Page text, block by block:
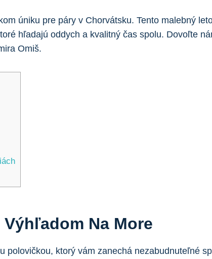
úniku pre⁣ páry⁢ v Chorvátsku. Tento malebný‌
hľadajú oddych a kvalitný čas spolu. Dovoľte
Omiš.
Výhľadom Na More
polovičkou, ktorý‌ vám zanechá ‌nezabudnuteľné